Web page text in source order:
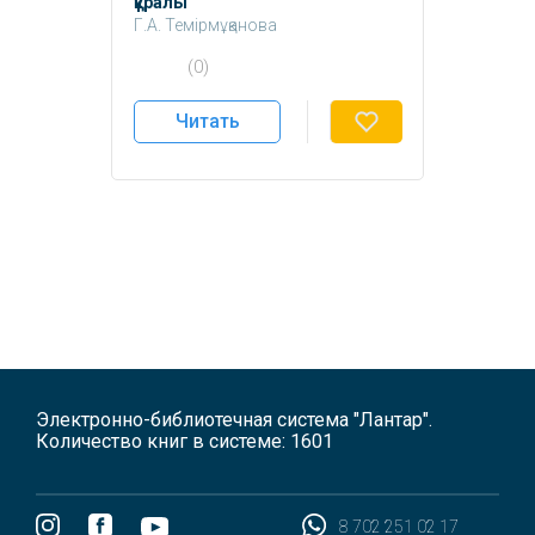
Г.А. Темірмұқанова
Г.А. Жалмагамбетова
(0)
Читать
Электронно-библиотечная система "Лантар".
Количество книг в системе: 1601
8 702 251 02 17